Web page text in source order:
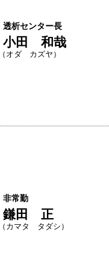
透析センター長
小田 和哉
（オダ カズヤ）
非常勤
鎌田 正
（カマタ タダシ）